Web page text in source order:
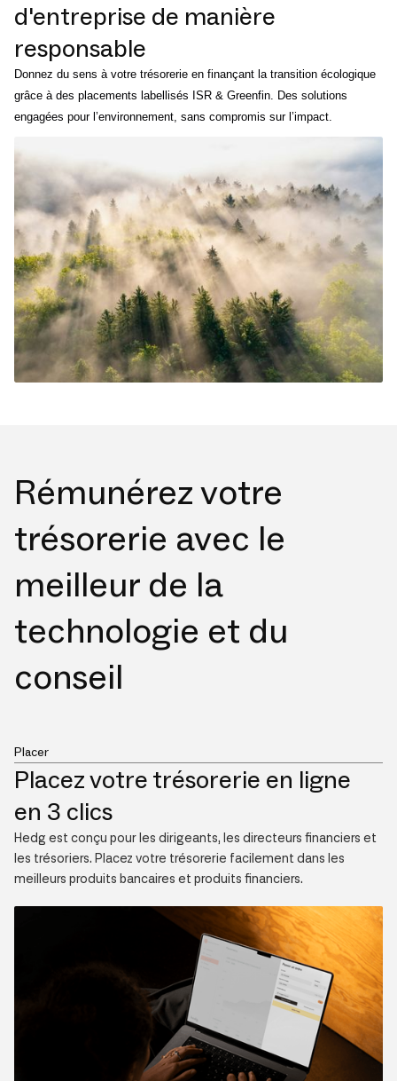
d'entreprise de manière
responsable
Donnez du sens à votre trésorerie en finançant la transition écologique
grâce à des placements labellisés ISR & Greenfin. Des solutions
engagées pour l’environnement, sans compromis sur l’impact.
Rémunérez votre
trésorerie avec le
meilleur de la
technologie et du
conseil
Placer
Placez votre trésorerie en ligne
en 3 clics
Hedg est conçu pour les dirigeants, les directeurs financiers et
les trésoriers. Placez votre trésorerie facilement dans les
meilleurs produits bancaires et produits financiers.